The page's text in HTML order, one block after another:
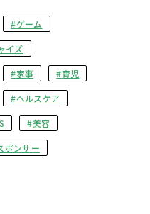
ゲーム
イズ
家事 育児
ヘルスケア
美容
ポンサー